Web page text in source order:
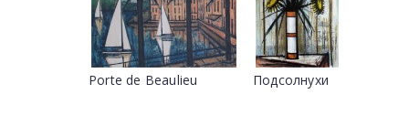
Porte de Beaulieu Подсолнухи